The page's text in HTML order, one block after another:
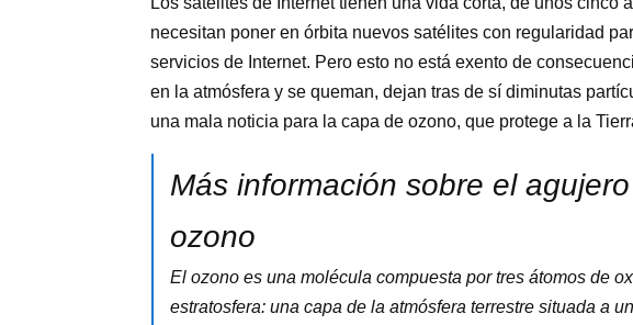
necesitan poner en órbita nuevos satélites con regularidad
servicios de Internet. Pero esto no está exento de
en la atmósfera y se queman, dejan tras de sí diminutas
una mala noticia para la capa de ozono, que protege a la
Más información sobre el
ozono
El ozono es una molécula compuesta por tres átomos de
estratosfera: una capa de la atmósfera terrestre situada a